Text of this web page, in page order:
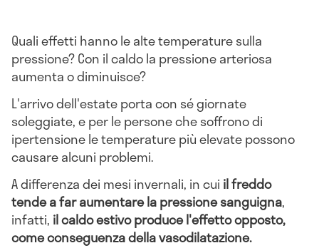
Quali effetti hanno le alte temperature sulla
pressione? Con il caldo la pressione arteriosa
aumenta o diminuisce?
L'arrivo dell'estate porta con sé giornate
soleggiate, e per le persone che soffrono di
ipertensione le temperature più elevate possono
causare alcuni problemi.
A differenza dei mesi invernali, in cui il freddo
tende a far aumentare la pressione sanguigna,
infatti, il caldo estivo produce l'effetto opposto,
come conseguenza della vasodilatazione.